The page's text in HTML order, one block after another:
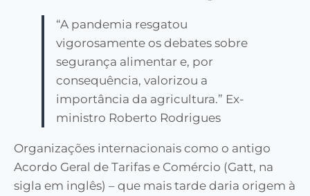
“A pandemia resgatou
vigorosamente os debates sobre
segurança alimentar e, por
consequência, valorizou a
importância da agricultura.” Ex-
ministro Roberto Rodrigues
Organizações internacionais como o antigo
Acordo Geral de Tarifas e Comércio (Gatt, na
sigla em inglês) – que mais tarde daria origem à